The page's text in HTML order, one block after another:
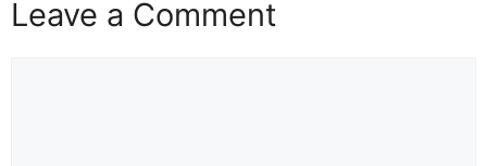
Leave a Comment